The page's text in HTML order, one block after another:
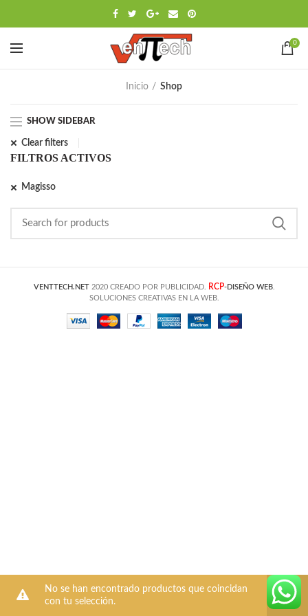
0
Inicio Shop
SHOW SIDEBAR
Clear filters
FILTROS ACTIVOS
Magisso
No se han encontrado productos que coincidan
con tu selección.
VENTTECH.NET 2020 CREADO POR PUBLICIDAD. RCP-DISEÑO WEB.
SOLUCIONES CREATIVAS EN LA WEB.